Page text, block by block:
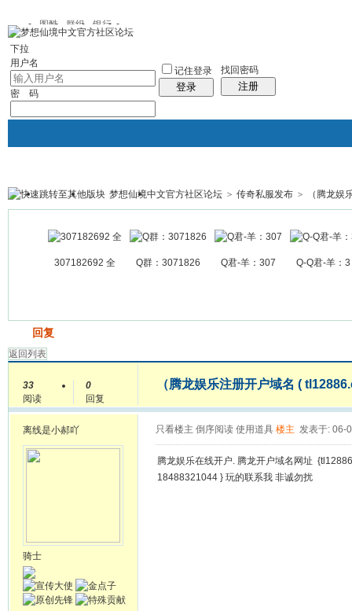
图酷 群组 银行
下拉
用户名
密 码
记住登录
登录
找回密码
注册
银行 群组聚合 我的空间
帖子
梦想仙境中文官方社区论坛 > 传奇私服发布 > （腾龙娱
307182692 全 Q群：3071826 Q君-羊：307 Q-Q君-羊：3
回复
返回列表
33
阅读
0
回复
（腾龙娱乐注册开户域名 (
离线是小郝吖
骑士
只看楼主 倒序阅读 使用道具 楼主 发表于: 06-
腾龙娱乐在线开户. 腾龙开户域名网址
18488321044 } 玩的联系我 非诚勿扰